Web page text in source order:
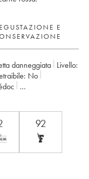
E
danneggiata Livello:
no
92